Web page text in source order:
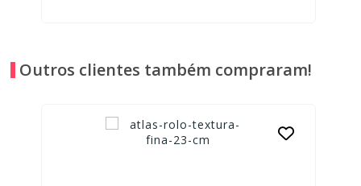
Outros clientes também compraram!